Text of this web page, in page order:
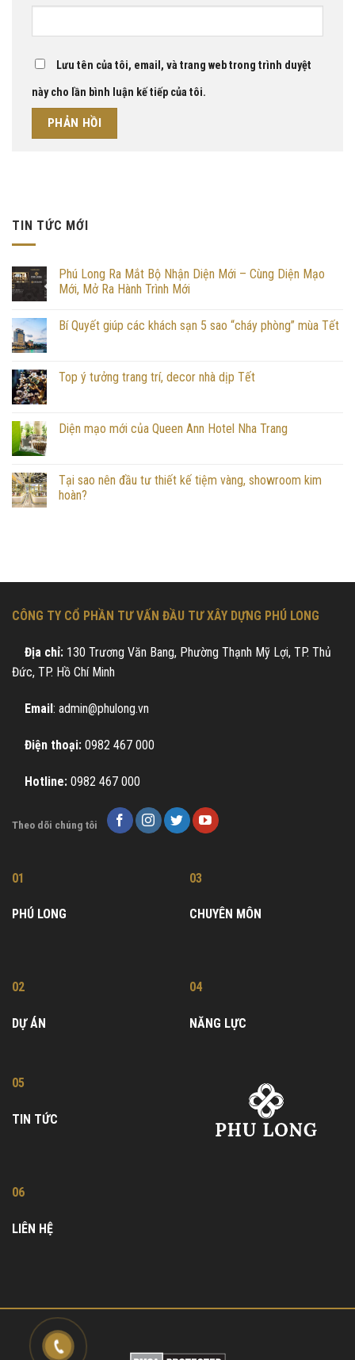
Lưu tên của tôi, email, và trang web trong trình duyệt
này cho lần bình luận kế tiếp của tôi.
TIN TỨC MỚI
Phú Long Ra Mắt Bộ Nhận Diện Mới – Cùng Diện Mạo
Mới, Mở Ra Hành Trình Mới
Bí Quyết giúp các khách sạn 5 sao “cháy phòng” mùa Tết
Top ý tưởng trang trí, decor nhà dịp Tết
Diện mạo mới của Queen Ann Hotel Nha Trang
Tại sao nên đầu tư thiết kế tiệm vàng, showroom kim
hoàn?
CÔNG TY CỔ PHẦN TƯ VẤN ĐẦU TƯ XÂY DỰNG PHÚ LONG
Địa chỉ: 130 Trương Văn Bang, Phường Thạnh Mỹ Lợi, TP. Thủ
Đức, TP. Hồ Chí Minh
Email: admin@phulong.vn
Điện thoại: 0982 467 000
Hotline: 0982 467 000
Theo dõi chúng tôi
01
PHÚ LONG
02
DỰ ÁN
03
CHUYÊN MÔN
04
NĂNG LỰC
05
TIN TỨC
06
LIÊN HỆ